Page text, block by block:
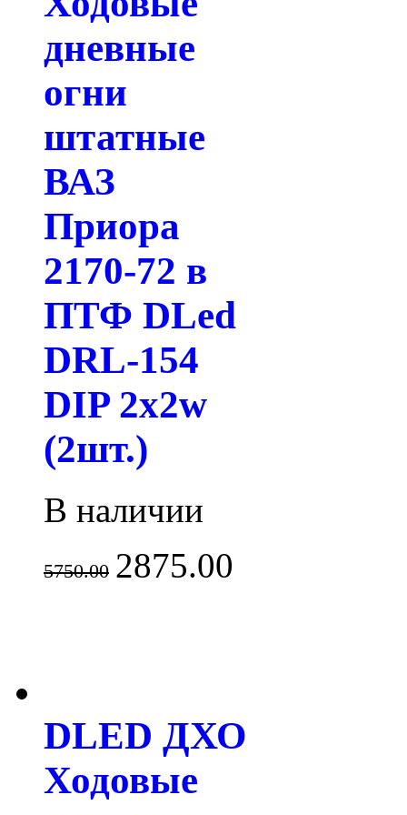
дневные
огни
штатные
ВАЗ
Приора
2170-72 в
ПТФ DLed
DRL-154
DIP 2x2w
(2шт.)
В наличии
5750.00 2875.00
DLED ДХО
Ходовые